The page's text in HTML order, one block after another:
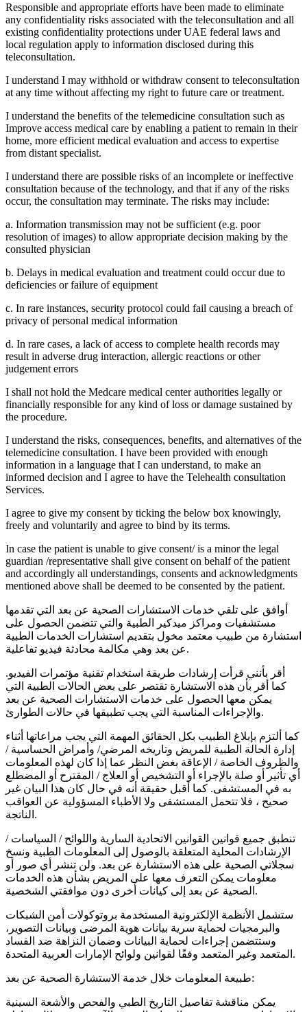
Responsible and appropriate efforts have been made to eliminate
any confidentiality risks associated with the teleconsultation and all
existing confidentiality protections under UAE federal laws and
local regulation apply to information disclosed during this
teleconsultation.
I understand I may withhold or withdraw consent to teleconsultation
at any time without affecting my right to future care or treatment.
I understand the benefits of the telemedicine consultation such as
Improve access medical care by enabling a patient to remain in their
home, more efficient medical evaluation and access to expertise
from distant specialist.
I understand there are possible risks of an incomplete or ineffective
consultation because of the technology, and that if any of the risks
occur, the consultation may terminate. The risks may include:
a. Information transmission may not be sufficient (e.g. poor
resolution of images) to allow appropriate decision making by the
consulted physician
b. Delays in medical evaluation and treatment could occur due to
deficiencies or failure of equipment
c. In rare instances, security protocol could fail causing a breach of
privacy of personal medical information
d. In rare cases, a lack of access to complete health records may
result in adverse drug interaction, allergic reactions or other
judgement errors
I shall not hold the Medcare medical center authorities legally or
financially responsible for any kind of loss or damage sustained by
the procedure.
I understand the risks, consequences, benefits, and alternatives of the
telemedicine consultation. I have been provided with enough
information in a language that I can understand, to make an
informed decision and I agree to have the Telehealth consultation
Services.
I agree to give my consent by ticking the below box knowingly,
freely and voluntarily and agree to bind by its terms.
In case the patient is unable to give consent/ is a minor the legal
guardian /representative shall give consent on behalf of the patient
and accordingly all understandings, consents and acknowledgments
mentioned above shall be deemed to be consented by the patient.
أوافق على تلقي خدمات الاستشارات الصحية عن بعد التي تقدمها
مستشفيات ومراكز ميدكير الطبية والتي تتضمن الحصول على
استشارة من طبيب معتمد مخول بتقديم استشارات الخدمات الطبية
عن بعد وهي مكالمة محادثة فيديو تفاعلية.
أقر بأنني قرأت إرشادات طريقة استخدام تقنية مؤتمرات الفيديو.
كما أقر بأن هذه الاستشارة تقتصر على بعض الحالات الطبية التي
يمكن معها الحصول على خدمات الاستشارات الصحية عن بعد
والإجراءات المناسبة التي يجب تطبيقها في حالات الطوارئ.
كما ألتزم بإبلاغ الطبيب بكل الحقائق المهمة التي يجب مراعاتها أثناء
إدارة الحالة الطبية للمريض وتاريخه المرضي/ وأمراض الحساسية /
والظروف الخاصة / الإعاقة بغض النظر عما إذا كان لهذه المعلومات
أي تأثير أو صلة بالإجراء أو التشخيص أو العلاج / المقترح أو المضطلع
به في المستشفى. كما أقبل حقيقة أنه في حال كان هذا البيان غير
صحيح ، فلا تتحمل المستشفى ولا الأطباء المسؤولية عن العواقب
الناتجة.
تنطبق جميع قوانين القوانين الاتحادية السارية واللوائح / السياسات /
الإرشادات المحلية المتعلقة بالوصول إلى المعلومات الطبية ونسخ
سجلاتي الصحية على هذه الاستشارة عن بعد. ولن تنشر أي صور أو
معلومات يمكن التعرف معها على المريض بشأن هذه الخدمات
الصحية عن بعد إلى كيانات أخرى دون موافقتي الشخصية.
ستشمل الأنظمة الإلكترونية المستخدمة بروتوكولات أمن الشبكات
والبرمجيات لحماية سرية بيانات هوية المرضى وبيانات التصوير،
وستتضمن إجراءات لحماية البيانات وضمان النزاهة ضد الفساد
المتعمد وغير المتعمد وفقًا لقوانين ولوائح الإمارات العربية المتحدة.
طبيعة المعلومات خلال خدمة الاستشارة الصحية عن بعد:
يمكن مناقشة تفاصيل التاريخ الطبي والفحص والأشعة السينية